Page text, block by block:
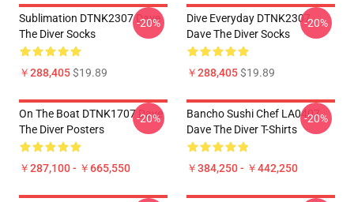
Sublimation DTNK2307 Dave
The Diver Socks
￥288,405$19.89
-20%
Dive Everyday DTNK2307
Dave The Diver Socks
￥288,405$19.89
-20%
On The Boat DTNK1707 Dave
The Diver Posters
￥287,100 - ￥665,550
-20%
Bancho Sushi Chef LA0407
Dave The Diver T-Shirts
￥384,250 - ￥442,250
-20%